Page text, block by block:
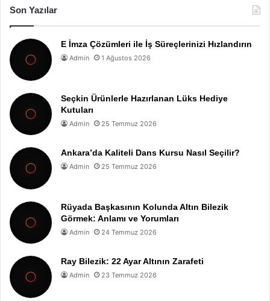
Son Yazılar
E İmza Çözümleri ile İş Süreçlerinizi Hızlandırın
Admin 1 Ağustos 2026
Seçkin Ürünlerle Hazırlanan Lüks Hediye
Kutuları
Admin 25 Temmuz 2026
Ankara’da Kaliteli Dans Kursu Nasıl Seçilir?
Admin 25 Temmuz 2026
Rüyada Başkasının Kolunda Altın Bilezik
Görmek: Anlamı ve Yorumları
Admin 24 Temmuz 2026
Ray Bilezik: 22 Ayar Altının Zarafeti
Admin 23 Temmuz 2026